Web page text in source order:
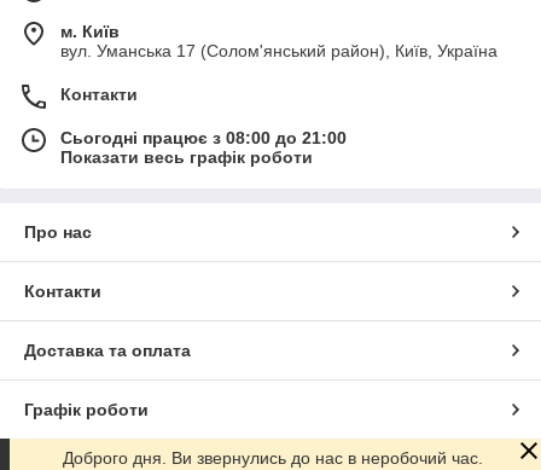
м. Київ
вул. Уманська 17 (Солом'янський район), Київ, Україна
Контакти
Сьогодні працює з 08:00 до 21:00
Показати весь графік роботи
Про нас
Контакти
Доставка та оплата
Графік роботи
Доброго дня. Ви звернулись до нас в неробочий час.